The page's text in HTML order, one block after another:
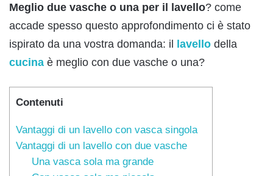
Meglio due vasche o una per il lavello? come
accade spesso questo approfondimento ci è stato
ispirato da una vostra domanda: il lavello della
cucina è meglio con due vasche o una?
Contenuti
Vantaggi di un lavello con vasca singola
Vantaggi di un lavello con due vasche
Una vasca sola ma grande